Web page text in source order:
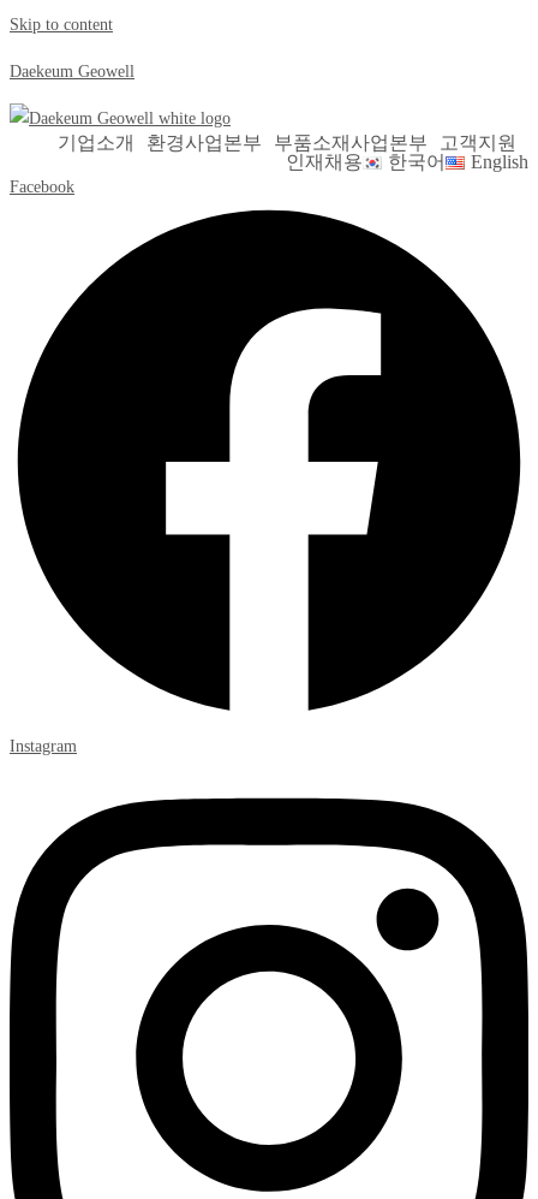
Skip to content
Daekeum Geowell
기업소개 환경사업본부 부품소재사업본부
고객지원
인재채용
한국어 English
Facebook
Instagram